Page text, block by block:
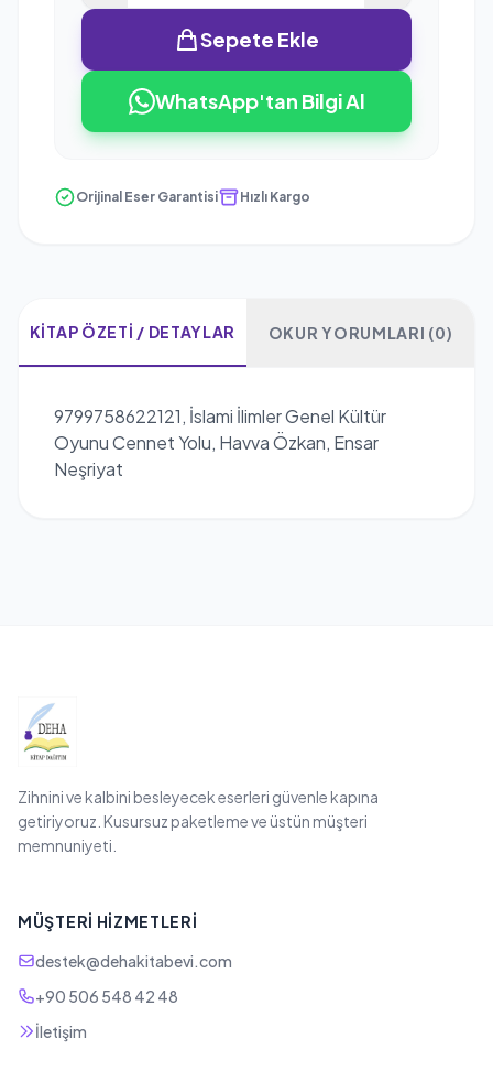
Sepete Ekle
WhatsApp'tan Bilgi Al
Orijinal Eser Garantisi Hızlı Kargo
KITAP ÖZETI / DETAYLAR OKUR YORUMLARI (0)
9799758622121, İslami İlimler Genel Kültür
Oyunu Cennet Yolu, Havva Özkan, Ensar
Neşriyat
Zihnini ve kalbini besleyecek eserleri güvenle kapına
getiriyoruz. Kusursuz paketleme ve üstün müşteri
memnuniyeti.
MÜŞTERI HIZMETLERI
destek@dehakitabevi.com
+90 506 548 42 48
İletişim